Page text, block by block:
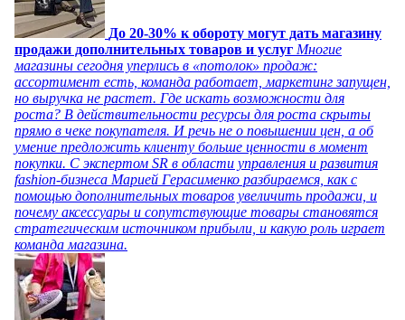
До 20-30% к обороту могут дать магазину
продажи дополнительных товаров и услуг Многие
магазины сегодня уперлись в «потолок» продаж:
ассортимент есть, команда работает, маркетинг запущен,
но выручка не растет. Где искать возможности для
роста? В действительности ресурсы для роста скрыты
прямо в чеке покупателя. И речь не о повышении цен, а об
умение предложить клиенту больше ценности в момент
покупки. С экспертом SR в области управления и развития
fashion-бизнеса Марией Герасименко разбираемся, как с
помощью дополнительных товаров увеличить продажи, и
почему аксессуары и сопутствующие товары становятся
стратегическим источником прибыли, и какую роль играет
команда магазина.